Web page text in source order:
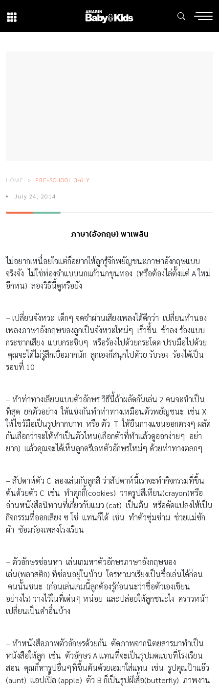
HOME PRE-SCHOOL 3-6 Y
July 24, 2014
ภาษา(อังกฤษ) พาเพลิน
ไม่อยากเหนื่อยใจแต่ก็อยากให้ลูกรู้จักพยัญชนะภาษาอังกฤษแบบ
จริงจัง ไม่ใช่ท่องจำแบบนกแก้วนกขุนทอง (หรือต้องไล่ตั้งแต่ A ใหม่
อีกหน) ลองวิธีนี้ดูหรือยัง
– เปลี่ยนจังหวะ เด็กๆ จดจำผ่านเสียงเพลงได้ดีกว่า เปลี่ยนทำนอง
เพลงภาษาอังกฤษของลูกเป็นจังหวะใหม่ๆ เร็วขึ้น ช้าลง ร้องแบบ
กระชากเสียง แบบกระซิบๆ หรือร้องไปด้วยกระโดด ปรบมือไปด้วย
คุณจะได้ไม่รู้สึกเบื่อมากนัก ลูกเองก็สนุกไปด้วย รับรอง ร้องได้เป็น
รอบที่ 10
– ทำท่าทางเลียนแบบตัวอักษร วิธีนี้ถ้าผลัดกันเล่น 2 คนจะขำเป็น
ที่สุด ยกตัวอย่าง ให้แข่งกันทำท่าทางเหมือนตัวพยัญชนะ เช่น X
ให้ไขว้มือเป็นรูปกากบาท หรือ ตัว T ให้ยืนกางแขนออกตรงๆ ผลัด
กันเลือกว่าจะให้ทำเป็นตัวไหน(เลือกตัวที่ทำแล้วดูออกง่ายๆ อย่า
ยาก) แล้วคุณจะได้เห็นลูกครีเอทตัวอักษรใหม่ๆ ด้วยท่าทางตลกๆ
– สัปดาห์ตัว C ลองเล่นกับลูกสิ ว่าสัปดาห์นี้เราจะทำกิจกรรมที่ขึ้น
ต้นด้วยตัว C เช่น ทำคุกกี้(cookies) วาดรูปสีเทียน(crayon)หรือ
อ่านหนังสือนิทานที่เกี่ยวกับแมว (cat) เป็นต้น หรือดัดแปลงให้เป็น
กิจกรรมที่ออกเสียง ซ โซ่ แทนก็ได้ เช่น ทำตัวซุ่มซ่าม ช่วยแม่ซัก
ผ้า ซ้อมร้องเพลงโรงเรียน
– ตัวอักษรซ่อนหา เล่นเกมหาตัวอักษรภาษาอังกฤษของ
เล่น(พลาสติก) ที่ซ่อนอยู่ในบ้าน ใครหามาเรียงเป็นชื่อเล่นได้ก่อน
คนนั้นชนะ (ก่อนเล่นเกมนี้ลูกต้องรู้ก่อนนะว่าชื่อตัวเองเขียน
อย่างไร) วางไว้ในที่เด่นๆ หน่อย และปล่อยให้ลูกชนะไง คราวหน้า
เปลี่ยนเป็นคำอื่นบ้าง
– ทำหนังสือภาพตัวอักษรด้วยกัน ตัดภาพจากนิตยสารมาทำเป็น
หนังสือให้ลูก เช่น ตัวอักษร A แทนที่จะเป็นรูปมดแบบที่โรงเรียน
สอน คุณก็หารูปอื่นๆที่ขึ้นต้นด้วยเอมาใส่แทน เช่น รูปคุณป้าแอ๊ว
(aunt) แอปเปิ้ล (apple) ตัว B ก็เป็นรูปผีเสื้อ(butterfly) ภาพงาน